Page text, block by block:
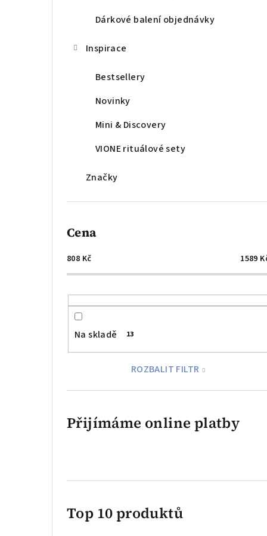
Dárkové balení objednávky
Inspirace
Bestsellery
Novinky
Mini & Discovery
VIONE rituálové sety
Značky
Cena
808 Kč 1589
Na skladě 13
ROZBALIT FILTR
Přijímáme online platby
Top 10 produktů